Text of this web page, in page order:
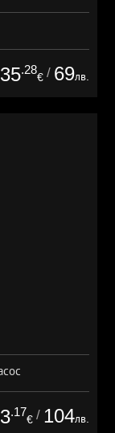
35.28
€ / 69лв.
.17
€ / 104лв.